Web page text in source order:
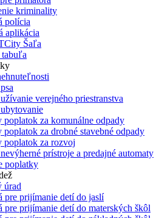
kriminality
polícia
aplikácia
Šaľa
tabuľa
verejného priestranstva
poplatok za komunálne odpady
poplatok za drobné stavebné odpady
poplatok za rozvoj
prístroje a predajné automaty
poplatky
úrad
pre prijímanie detí do jaslí
pre prijímanie detí do materských škôl